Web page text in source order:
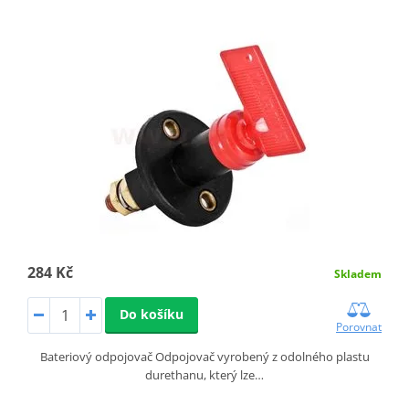
284 Kč Skladem
Do košíku
Porovnat
Bateriový odpojovač Odpojovač vyrobený z odolného plastu
durethanu, který lze…